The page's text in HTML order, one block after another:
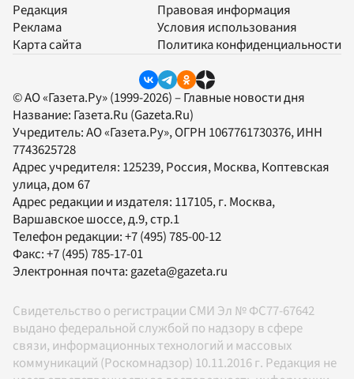
Редакция
Реклама
Карта сайта
Правовая информация
Условия использования
Политика конфиденциальности
© АО «Газета.Ру» (1999-2026) – Главные новости дня
Название: Газета.Ru (Gazeta.Ru)
Учредитель:АО «Газета.Ру», ОГРН 1067761730376, ИНН
7743625728
Адрес учредителя: 125239, Россия, Москва, Коптевская
улица, дом 67
Адрес редакции и издателя: 117105, г. Москва,
Варшавское шоссе, д.9, стр.1
Телефон редакции:+7 (495) 785-00-12
Факс:+7 (495) 785-17-01
Электронная почта: gazeta@gazeta.ru
Свидетельство о регистрации СМИ Эл № ФС77-67642
выдано федеральной службой по надзору в сфере
связи, информационных технологий и массовых
коммуникаций (Роскомнадзор) 10.11.2016 г. Редакция не